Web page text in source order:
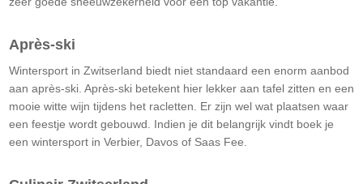
Après-ski
Wintersport in Zwitserland biedt niet standaard een enorm aanbod
aan après-ski. Après-ski betekent hier lekker aan tafel zitten en een
mooie witte wijn tijdens het racletten. Er zijn wel wat plaatsen waar
een feestje wordt gebouwd. Indien je dit belangrijk vindt boek je
een wintersport in Verbier, Davos of Saas Fee.